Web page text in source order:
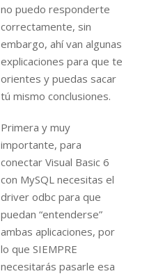
no puedo responderte
correctamente, sin
embargo, ahí van algunas
explicaciones para que te
orientes y puedas sacar
tú mismo conclusiones.
Primera y muy
importante, para
conectar Visual Basic 6
con MySQL necesitas el
driver odbc para que
puedan “entenderse”
ambas aplicaciones, por
lo que SIEMPRE
necesitarás pasarle esa